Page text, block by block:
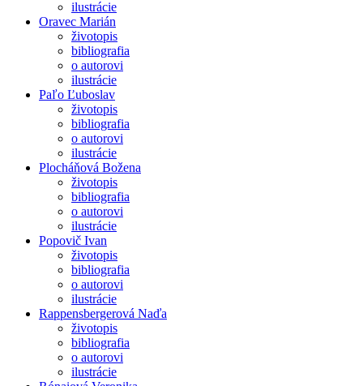
ilustrácie
Oravec Marián
životopis
bibliografia
o autorovi
ilustrácie
Paľo Ľuboslav
životopis
bibliografia
o autorovi
ilustrácie
Plocháňová Božena
životopis
bibliografia
o autorovi
ilustrácie
Popovič Ivan
životopis
bibliografia
o autorovi
ilustrácie
Rappensbergerová Naďa
životopis
bibliografia
o autorovi
ilustrácie